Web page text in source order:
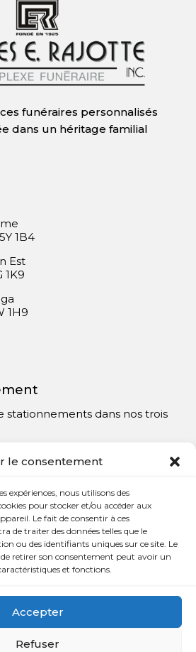
le consentement
expériences, nous utilisons des
pour stocker et/ou accéder aux
Le fait de consentir à ces
de traiter des données telles que le
ou des identifiants uniques sur ce site. Le
retirer son consentement peut avoir un
et fonctions.
Accepter
Refuser
funéraires personnalisés
dans un héritage familial
1B4
Est
1K9
1H9
stationnements dans nos trois
Dame